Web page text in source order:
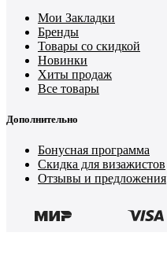
Мои Закладки
Бренды
Товары со скидкой
Новинки
Хиты продаж
Все товары
Дополнительно
Бонусная программа
Скидка для визажистов
Отзывы и предложения